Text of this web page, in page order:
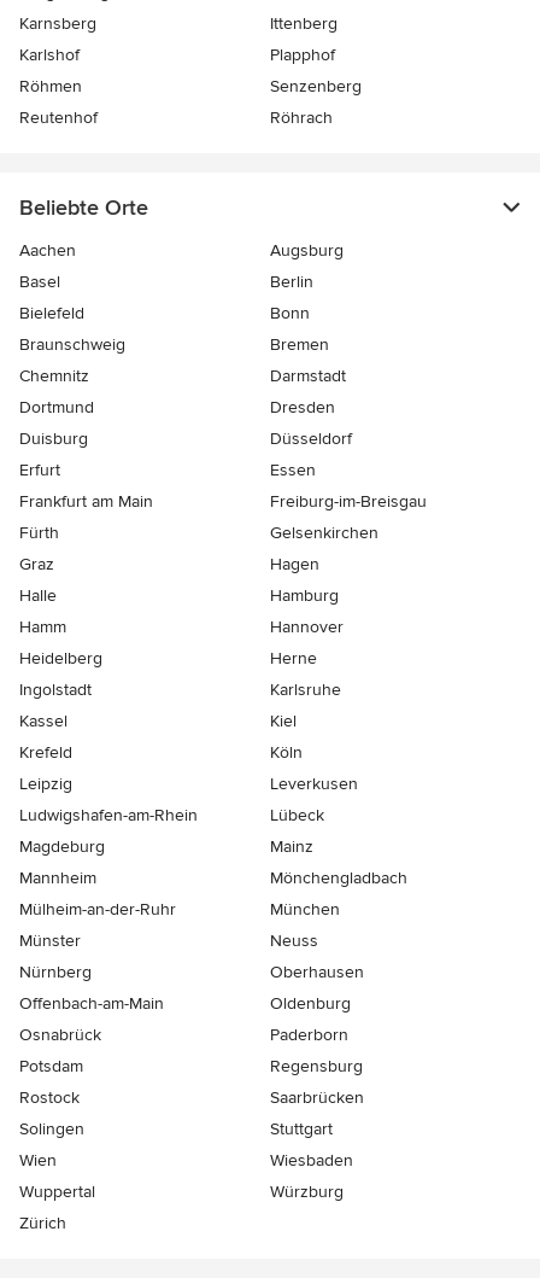
Karnsberg
Ittenberg
Karlshof
Plapphof
Röhmen
Senzenberg
Reutenhof
Röhrach
Beliebte Orte
Aachen
Augsburg
Basel
Berlin
Bielefeld
Bonn
Braunschweig
Bremen
Chemnitz
Darmstadt
Dortmund
Dresden
Duisburg
Düsseldorf
Erfurt
Essen
Frankfurt am Main
Freiburg-im-Breisgau
Fürth
Gelsenkirchen
Graz
Hagen
Halle
Hamburg
Hamm
Hannover
Heidelberg
Herne
Ingolstadt
Karlsruhe
Kassel
Kiel
Krefeld
Köln
Leipzig
Leverkusen
Ludwigshafen-am-Rhein
Lübeck
Magdeburg
Mainz
Mannheim
Mönchen­gladbach
Mülheim-an-der-Ruhr
München
Münster
Neuss
Nürnberg
Oberhausen
Offenbach-am-Main
Oldenburg
Osnabrück
Paderborn
Potsdam
Regensburg
Rostock
Saarbrücken
Solingen
Stuttgart
Wien
Wiesbaden
Wuppertal
Würzburg
Zürich